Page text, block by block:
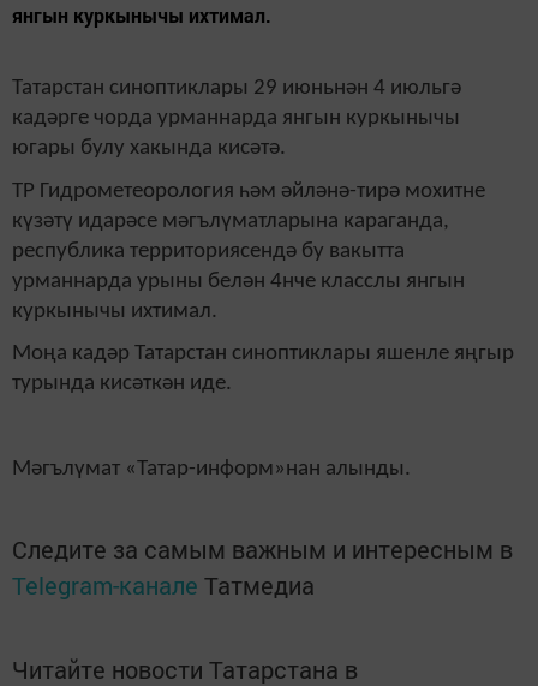
янгын куркынычы ихтимал.
Татарстан синоптиклары 29 июньнән 4 июльгә
кадәрге чорда урманнарда янгын куркынычы
югары булу хакында кисәтә.
ТР Гидрометеорология һәм әйләнә-тирә мохитне
күзәтү идарәсе мәгълүматларына караганда,
республика территориясендә бу вакытта
урманнарда урыны белән 4нче класслы янгын
куркынычы ихтимал.
Моңа кадәр Татарстан синоптиклары яшенле яңгыр
турында кисәткән иде.
Мәгълүмат «Татар-информ»нан алынды.
Следите за самым важным и интересным в
Telegram-канале Татмедиа
Читайте новости Татарстана в